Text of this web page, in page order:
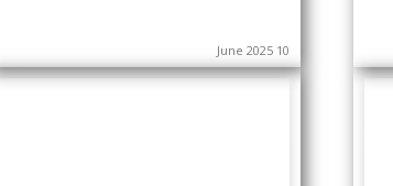
10 June 2025